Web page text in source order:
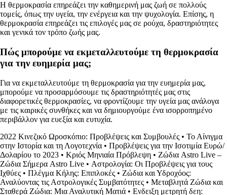
Η θερμοκρασία επηρεάζει την καθημερινή μας ζωή σε πολλούς
τομείς, όπως την υγεία, την ενέργεια και την ψυχολογία. Επίσης, η
θερμοκρασία επηρεάζει τις επιλογές μας σε ρούχα, δραστηριότητες
και γενικά τον τρόπο ζωής μας.
Πώς μπορούμε να εκμεταλλευτούμε τη θερμοκρασία
για την ευημερία μας;
Για να εκμεταλλευτούμε τη θερμοκρασία για την ευημερία μας,
μπορούμε να προσαρμόσουμε τις δραστηριότητές μας στις
διαφορετικές θερμοκρασίες, να φροντίζουμε την υγεία μας ανάλογα
με τις καιρικές συνθήκες και να δημιουργούμε ένα ισορροπημένο
περιβάλλον για ευεξία και ευτυχία.
2022 Κινεζικό Ωροσκόπιο: Προβλέψεις και Συμβουλές • Το Αίνιγμα
στην Ιστορία και τη Λογοτεχνία • Προβλέψεις για την Ισοτιμία Ευρώ/
Δολαρίου το 2023 • Κριός Μηνιαία Πρόβλεψη • Ζώδια Astro Live –
Ζώδια Σήμερα Astro Live • Αστρολογία: Οι Προβλέψεις για τους
Ιχθύες • Πλέγμα Κήλης: Επιπλοκές • Ζώδια και Υδροχόος:
Αναλύοντας τις Αστρολογικές Συμβατότητες • Μεταβλητά Ζώδια και
Σταθερά Ζώδια: Μια Αναλυτική Ματιά • Ενδειξη μετρητή δεη: